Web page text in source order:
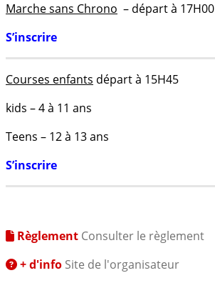
Marchesans Chrono – départ à 17H00
S’inscrire
Courses enfants départ à 15H45
kids – 4 à 11 ans
Teens – 12 à 13 ans
S’inscrire
Règlement Consulter le règlement
+ d'info Site de l'organisateur